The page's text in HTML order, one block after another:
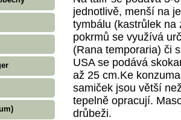
jednotlivě, menší na
tymbálu (kastrůlek na
pokrmů se využívá
(Rana temporaria) či
USA se podává
až 25 cm.Ke
samiček jsou větší
tepelně opracují.
drůbeži.